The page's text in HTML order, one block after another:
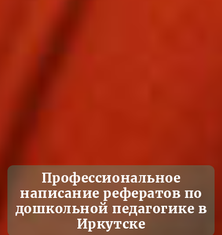
Профессиональное
написание рефератов по
дошкольной педагогике в
Иркутске